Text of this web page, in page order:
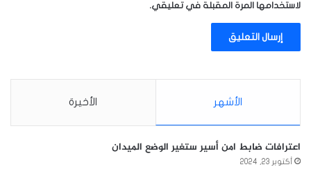
لاستخدامها المرة المقبلة في تعليقي.
الأشهر الأخيرة
اعترافات ضابط امن أسير ستغير الوضع الميدان
أكتوبر 23, 2024